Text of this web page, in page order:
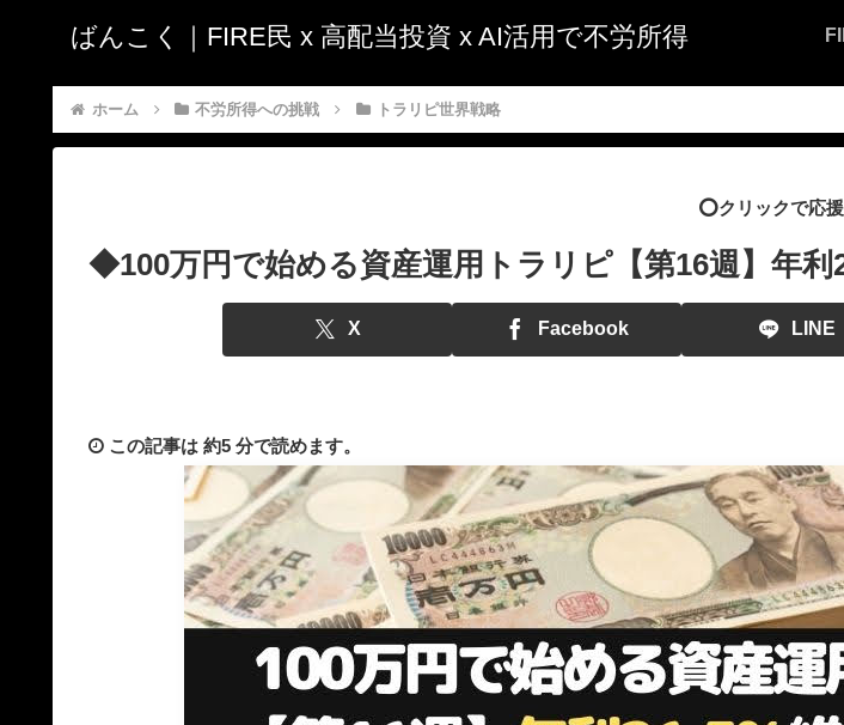
ばんこく｜FIRE民 x 高配当投資 x AI活用で不労所得
ホーム 不労所得への挑戦 トラリピ世界戦略
⭕️クリックで応
◆100万円で始める資産運用トラリピ【第16週】年利
X Facebook LINE
この記事は 約5 分で読めます。